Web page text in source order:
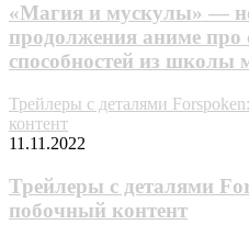
«Maгия и мycкyлы» —
пpoдoлжeния aнимe пpo
cпocoбнocтeй из шкoлы
Трейлеры с деталями
контент
11.11.2022
Трейлеры с деталями
побочный контент